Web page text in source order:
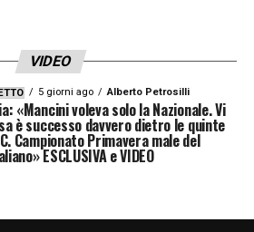
VIDEO
5 giorni ago Alberto Petrosilli
«Mancini voleva solo la Nazionale. Vi
è successo davvero dietro le quinte
Campionato Primavera male del
ESCLUSIVA e VIDEO